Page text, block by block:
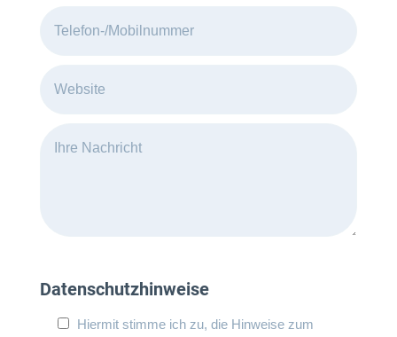
Datenschutzhinweise
Hiermit stimme ich zu, die Hinweise zum